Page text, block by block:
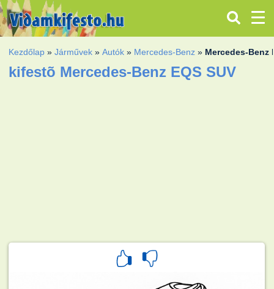
Kezdőlap »Járművek »Autók » Mercedes-Benz » Mercedes-Benz
kifestõ Mercedes-Benz EQS SUV